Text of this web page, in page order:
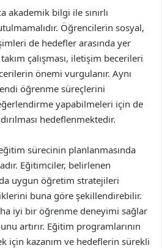
akademik bilgi ile sınırlı
Öğrencilerin sosyal,
de hedefler arasında yer
çalışması, iletişim becerileri
önemi vurgulanır. Aynı
öğrenme süreçlerini
yapabilmeleri için de
hedeflenmektedir.
sürecinin planlanmasında
Eğitimciler, belirlenen
uygun öğretim stratejileri
buna göre şekillendirebilir.
iyi bir öğrenme deneyimi sağlar
artırır. Eğitim programlarının
için kazanım ve hedeflerin sürekli